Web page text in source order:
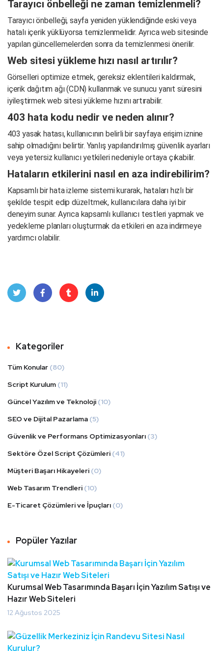
Tarayıcı önbelleği ne zaman temizlenmeli?
Tarayıcı önbelleği, sayfa yeniden yüklendiğinde eski veya
hatalı içerik yüklüyorsa temizlenmelidir. Ayrıca web sitesinde
yapılan güncellemelerden sonra da temizlenmesi önerilir.
Web sitesi yükleme hızı nasıl artırılır?
Görselleri optimize etmek, gereksiz eklentileri kaldırmak,
içerik dağıtım ağı (CDN) kullanmak ve sunucu yanıt süresini
iyileştirmek web sitesi yükleme hızını artırabilir.
403 hata kodu nedir ve neden alınır?
403 yasak hatası, kullanıcının belirli bir sayfaya erişim iznine
sahip olmadığını belirtir. Yanlış yapılandırılmış güvenlik ayarları
veya yetersiz kullanıcı yetkileri nedeniyle ortaya çıkabilir.
Hataların etkilerini nasıl en aza indirebilirim?
Kapsamlı bir hata izleme sistemi kurarak, hataları hızlı bir
şekilde tespit edip düzeltmek, kullanıcılara daha iyi bir
deneyim sunar. Ayrıca kapsamlı kullanıcı testleri yapmak ve
yedekleme planları oluşturmak da etkileri en aza indirmeye
yardımcı olabilir.
Kategoriler
Tüm Konular (80)
Script Kurulum (11)
Güncel Yazılım ve Teknoloji (10)
SEO ve Dijital Pazarlama (5)
Güvenlik ve Performans Optimizasyonları (3)
Sektöre Özel Script Çözümleri (41)
Müşteri Başarı Hikayeleri (0)
Web Tasarım Trendleri (10)
E-Ticaret Çözümleri ve İpuçları (0)
Popüler Yazılar
Kurumsal Web Tasarımında Başarı İçin Yazılım Satışı ve
Hazır Web Siteleri
12 Ağustos 2025